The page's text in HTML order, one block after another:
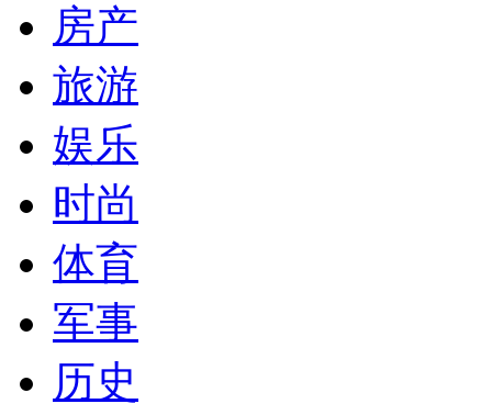
房产
旅游
娱乐
时尚
体育
军事
历史